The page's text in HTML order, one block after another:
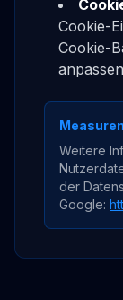
Cookie-
Cookie-
Weitere
der
Google: